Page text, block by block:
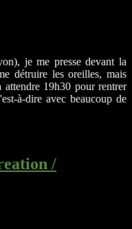
je me presse devant la
détruire les oreilles, mais
19h30 pour rentrer
à-dire avec beaucoup de
/